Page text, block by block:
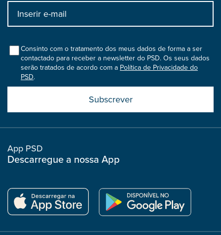
Input
bootstrap
colConsinto com o tratamento dos meus dados de forma a ser
contactado para receber a newsletter do PSD. Os seus dados
serão tratados de acordo com a Política de Privacidade do
PSD.
boostrap
col
App PSD
Descarregue a nossa App